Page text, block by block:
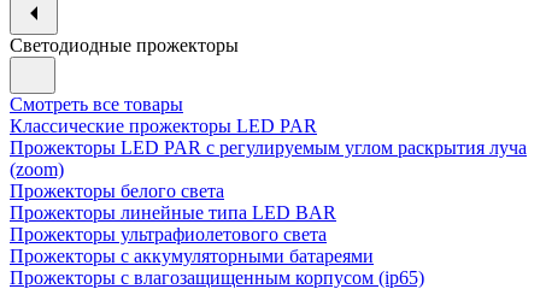
Cветодиодные прожекторы
Смотреть все товары
Классические прожекторы LED PAR
Прожекторы LED PAR c регулируемым углом раскрытия луча
(zoom)
Прожекторы белого света
Прожекторы линейные типа LED BAR
Прожекторы ультрафиолетового света
Прожекторы с аккумуляторными батареями
Прожекторы с влагозащищенным корпусом (ip65)